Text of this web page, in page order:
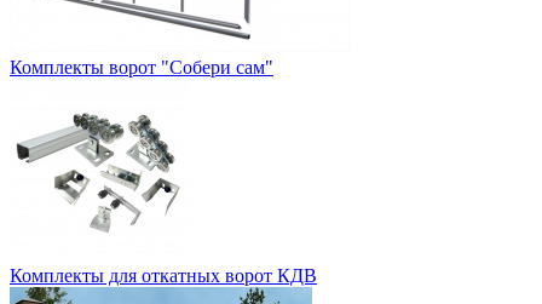
Комплекты ворот "Собери сам"
Комплекты для откатных ворот КДВ